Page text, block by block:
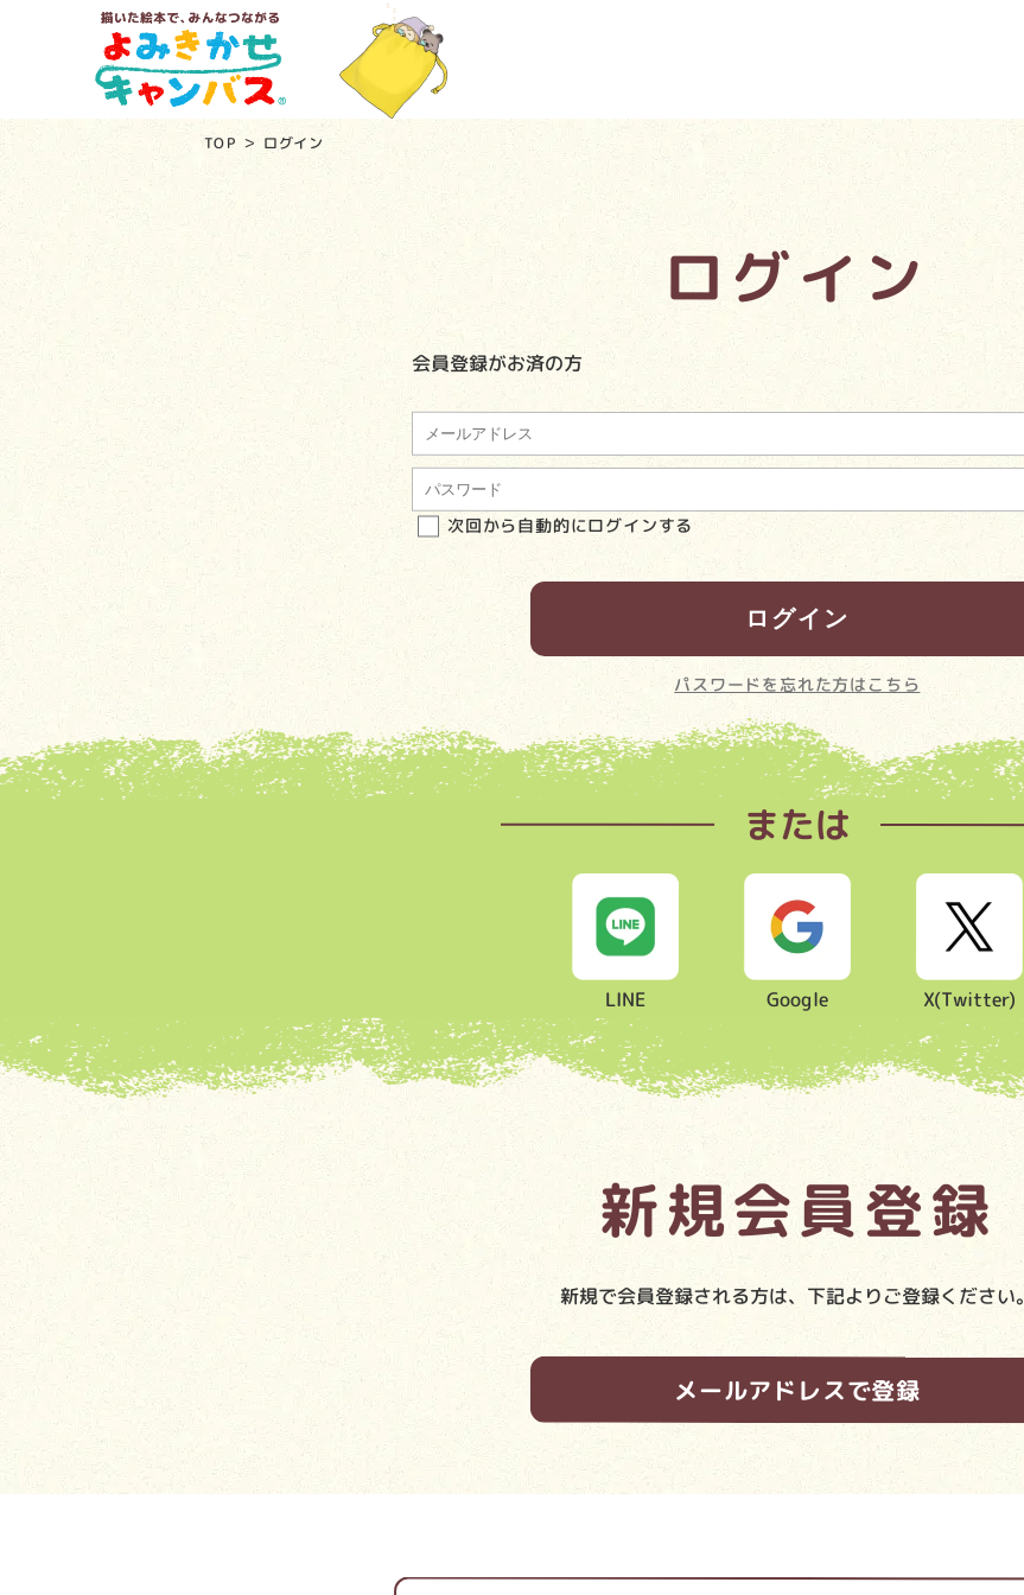
TOP ログイン
ログイン
会員登録がお済の方
次回から自動的にログインする
パスワードを忘れた方はこちら
または
LINE Google X(Twitter)
新規会員登録
新規で会員登録される方は、下記よりご登録ください。
メールアドレスで登録